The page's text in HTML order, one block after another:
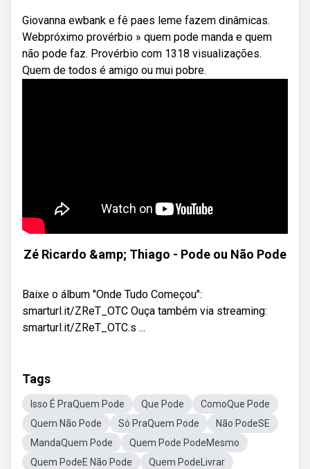
Giovanna ewbank e fê paes leme fazem dinâmicas.
Webpróximo provérbio » quem pode manda e quem
não pode faz. Provérbio com 1318 visualizações.
Quem de todos é amigo ou mui pobre.
Zé Ricardo &amp; Thiago - Pode ou Não Pode
Baixe o álbum "Onde Tudo Começou":
smarturl.it/ZReT_OTC Ouça também via streaming:
smarturl.it/ZReT_OTC.s ...
Tags
Isso É PraQuem Pode Que Pode
ComoQue Pode
Quem Não Pode
Só PraQuem Pode
Não PodeSE
MandaQuem Pode
Quem Pode PodeMesmo
Quem PodeE Não Pode
Quem PodeLivrar